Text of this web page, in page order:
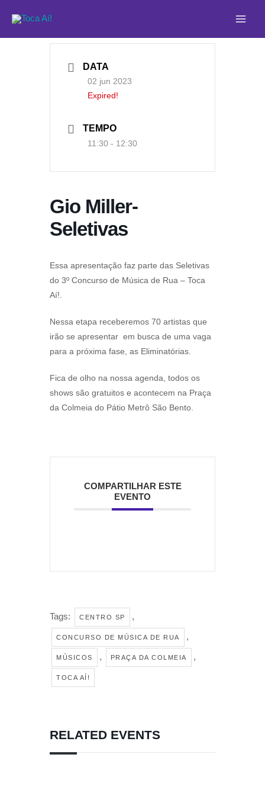
para
DATA
02 jun 2023
Expired!
TEMPO
11:30 - 12:30
Gio Miller-
Seletivas
Essa apresentação faz parte das Seletivas
do 3º Concurso de Música de Rua – Toca
Aí!.
Nessa etapa receberemos 70 artistas que
irão se apresentar em busca de uma vaga
para a próxima fase, as Eliminatórias.
Fica de olho na nossa agenda, todos os
shows são gratuitos e acontecem na Praça
da Colmeia do Pátio Metrô São Bento.
COMPARTILHAR ESTE
EVENTO
Tags: CENTRO SP ,
CONCURSO DE MÚSICA DE RUA ,
MÚSICOS , PRAÇA DA COLMEIA ,
TOCA AÍ!
RELATED EVENTS